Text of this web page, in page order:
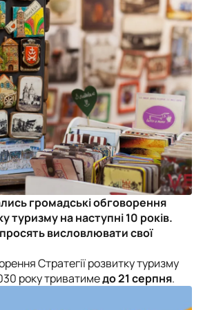
громадські обговорення
туризму на наступні 10 років.
висловлювати свої
Стратегії розвитку туризму
року триватимедо 21 серпня.